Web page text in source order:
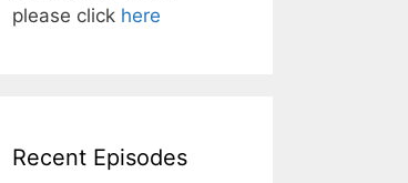
please click here
Recent Episodes